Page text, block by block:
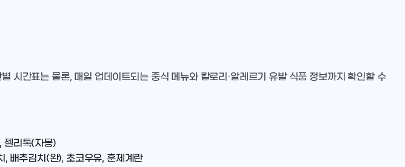
시간표는 물론, 매일 업데이트되는 중식 메뉴와 칼로리·알레르기 유발 식품 정보까지 확인할 수
젤리톡(자몽)
배추김치(완), 초코우유, 훈제계란